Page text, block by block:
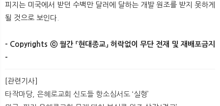
피지는 미국에서 받던 수백만 달러에 달하는 개발 원조를 받지 못하게
될 것으로 보인다.
- Copyrights ⓒ 월간 「현대종교」 허락없이 무단 전재 및 재배포금지
-
[관련기사]
타작마당, 은혜로교회 신도들 항소심서도 ‘실형’